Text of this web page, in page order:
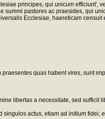
principes, qui unicum
pastores ac praesides, qui
Ecclesiae, haereticam censuit
quas habent vires, sunt
libertas a necessitate, sed sufficit
actus, etiam ad initium